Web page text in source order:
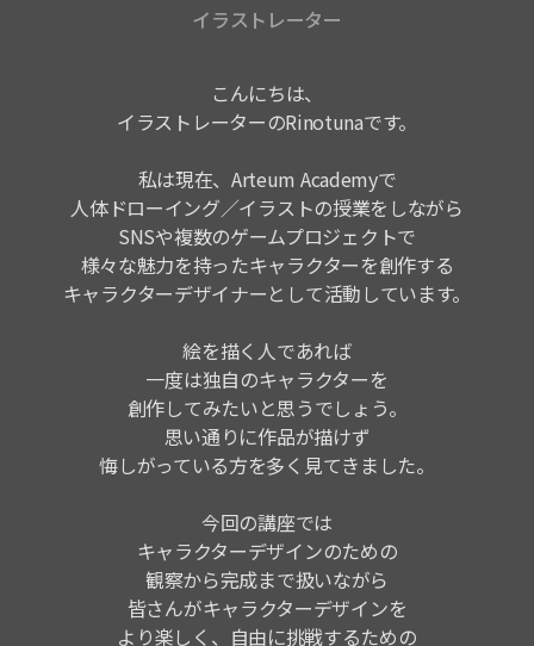
イラストレーター
こんにちは、
イラストレーターのRinotunaです。
私は現在、Arteum Academyで
人体ドローイング／イラストの授業をしながら
SNSや複数のゲームプロジェクトで
様々な魅力を持ったキャラクターを創作する
キャラクターデザイナーとして活動しています。
絵を描く人であれば
一度は独自のキャラクターを
創作してみたいと思うでしょう。
思い通りに作品が描けず
悔しがっている方を多く見てきました。
今回の講座では
キャラクターデザインのための
観察から完成まで扱いながら
皆さんがキャラクターデザインを
より楽しく、自由に挑戦するための